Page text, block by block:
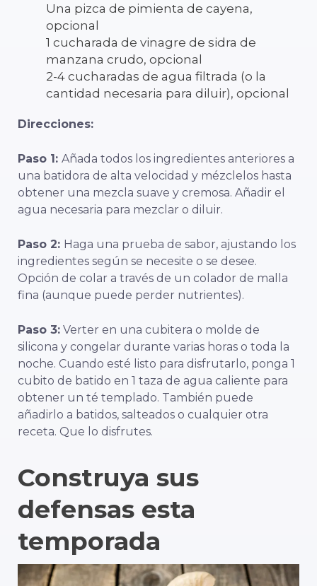
Una pizca de pimienta de cayena,
opcional
1 cucharada de vinagre de sidra de
manzana crudo, opcional
2-4 cucharadas de agua filtrada (o la
cantidad necesaria para diluir), opcional
Direcciones:
Paso 1: Añada todos los ingredientes anteriores a
una batidora de alta velocidad y mézclelos hasta
obtener una mezcla suave y cremosa. Añadir el
agua necesaria para mezclar o diluir.
Paso 2: Haga una prueba de sabor, ajustando los
ingredientes según se necesite o se desee.
Opción de colar a través de un colador de malla
fina (aunque puede perder nutrientes).
Paso 3: Verter en una cubitera o molde de
silicona y congelar durante varias horas o toda la
noche. Cuando esté listo para disfrutarlo, ponga 1
cubito de batido en 1 taza de agua caliente para
obtener un té templado. También puede
añadirlo a batidos, salteados o cualquier otra
receta. Que lo disfrutes.
Construya sus
defensas esta
temporada